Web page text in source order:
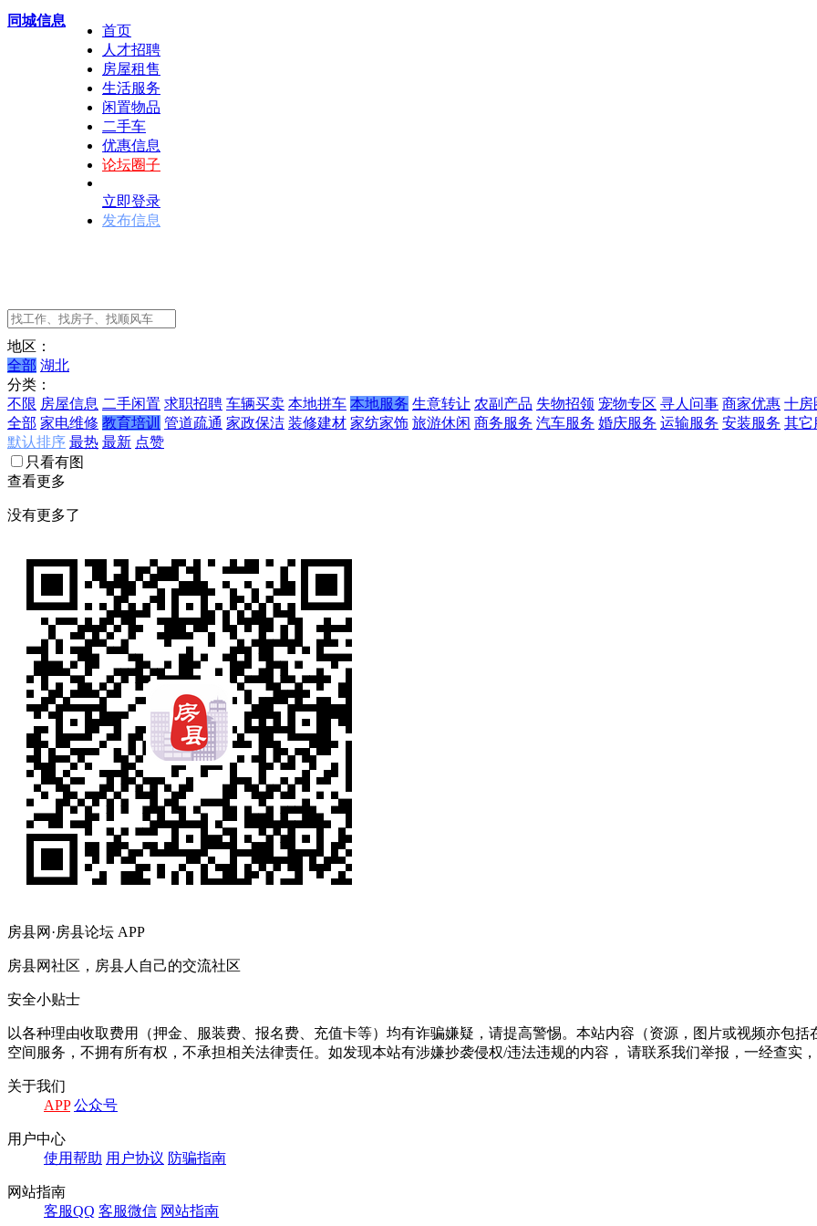
同城信息
首页
人才招聘
房屋租售
生活服务
闲置物品
二手车
优惠信息
论坛圈子
立即登录
发布信息
地区：
全部 湖北
分类：
不限 房屋信息 二手闲置 求职招聘 车辆买卖 本地拼车 本地服务 生意转让 农副产品 失物招领 宠物专区 寻人问事 商家优惠 十房
全部 家电维修 教育培训 管道疏通 家政保洁 装修建材 家纺家饰 旅游休闲 商务服务 汽车服务 婚庆服务 运输服务 安装服务 其它
默认排序 最热 最新 点赞
只看有图
查看更多
没有更多了
房县网·房县论坛 APP
房县网社区，房县人自己的交流社区
安全小贴士
以各种理由收取费用（押金、服装费、报名费、充值卡等）均有诈骗嫌疑，请提高警惕。本站内容（资源，图片或视频亦包
空间服务，不拥有所有权，不承担相关法律责任。如发现本站有涉嫌抄袭侵权/违法违规的内容， 请联系我们举报，一经查实
关于我们
APP 公众号
用户中心
使用帮助 用户协议 防骗指南
网站指南
客服QQ 客服微信 网站指南